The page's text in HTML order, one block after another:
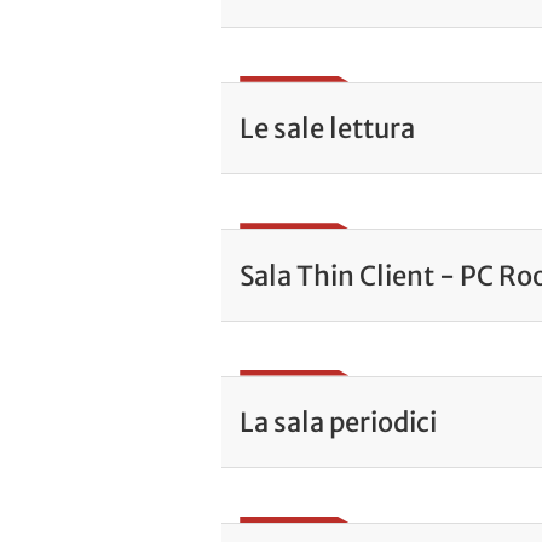
Le sale lettura
Sala Thin Client - PC
La sala periodici